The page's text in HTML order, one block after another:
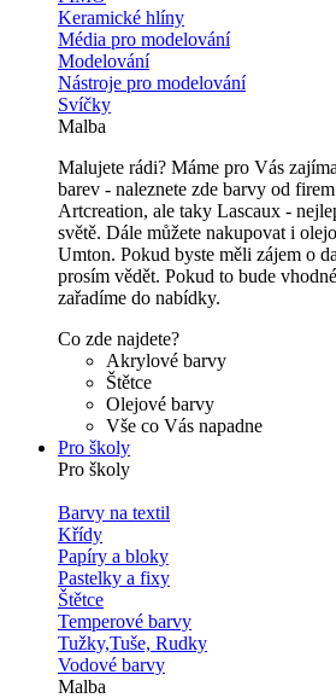
Keramické hlíny
Média pro modelování
Modelování
Nástroje pro modelování
Svíčky
Malba
Malujete rádi? Máme pro Vás
barev - naleznete zde barvy od
Artcreation, ale taky Lascaux -
světě. Dále můžete nakupovat i
Umton. Pokud byste měli zájem o
prosím vědět. Pokud to bude
zařadíme do nabídky.
Co zde najdete?
Akrylové barvy
Štětce
Olejové barvy
Vše co Vás napadne
Pro školy
Pro školy
Barvy na textil
Křídy
Papíry a bloky
Pastelky a fixy
Štětce
Temperové barvy
Tužky,Tuše, Rudky
Vodové barvy
Malba